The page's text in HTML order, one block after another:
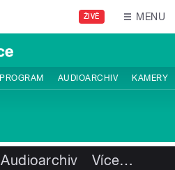
ŽIVĚ MENU
PROGRAM AUDIOARCHIV KAMERY
Audioarchiv Více…